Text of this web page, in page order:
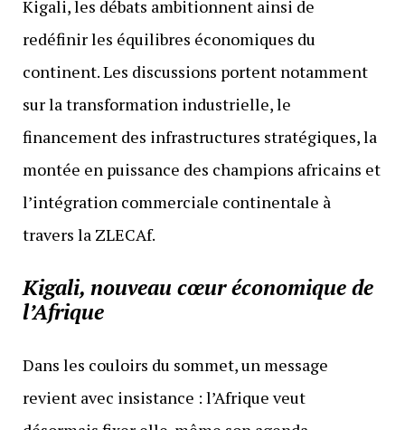
Kigali, les débats ambitionnent ainsi de
redéfinir les équilibres économiques du
continent. Les discussions portent notamment
sur la transformation industrielle, le
financement des infrastructures stratégiques, la
montée en puissance des champions africains et
l’intégration commerciale continentale à
travers la ZLECAf.
Kigali, nouveau cœur économique de
l’Afrique
Dans les couloirs du sommet, un message
revient avec insistance : l’Afrique veut